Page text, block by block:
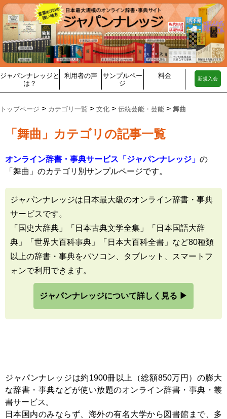
ジャパンナレッジと
は？
利用者の声
サンプルペー
ジ
料金 新規入会
トップページ > カテゴリ一覧 > 文化 > 伝統芸能・芸能 > 舞曲
「舞曲」カテゴリの記事一覧
オンライン辞書・事典サービス「ジャパンナレッジ」 の
「舞曲」のカテゴリ別サンプルページです。
ジャパンナレッジは日本最大級のオンライン辞書・事典
サービスです。
「国史大辞典」「日本古典文学全集」「日本国語大辞
典」「世界大百科事典」「日本大百科全書」など80種類
以上の辞書・事典をパソコン、タブレット、スマートフ
ォンで利用できます。
ジャパンナレッジについて詳しく見る ▶
ジャパンナレッジは約1900冊以上（総額850万円）の膨大
な辞書・事典などが使い放題のオンライン辞書・事典・叢
書サービス。
日本国内のみならず、海外の有名大学から図書館まで、多